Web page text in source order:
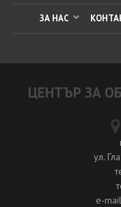
ЗА НАС
ЦЕНТЪР ЗА
ул.
e-